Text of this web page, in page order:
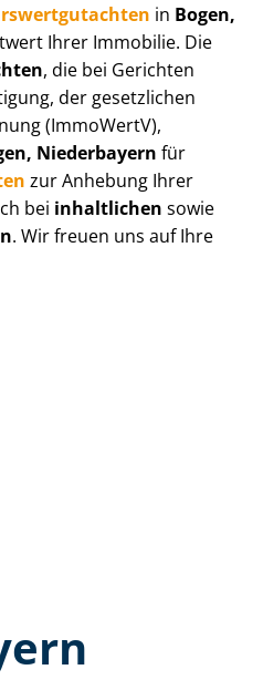
in Bogen,
Ihrer Immobilie. Die
, die bei Gerichten
der gesetzlichen
(ImmoWertV),
Niederbayern für
zur Anhebung Ihrer
bei inhaltlichen sowie
. Wir freuen uns auf Ihre